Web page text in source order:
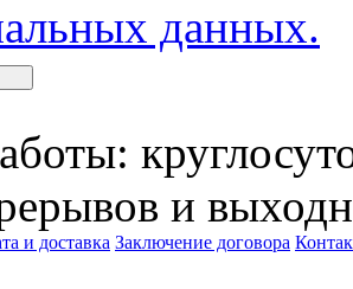
данных.
и
и доставка Заключение договора